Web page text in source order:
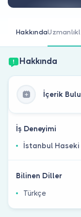
Hakkında
Hakkında
İçerik
İş Deneyimi
İstanbul Haseki
Bilinen Diller
Türkçe